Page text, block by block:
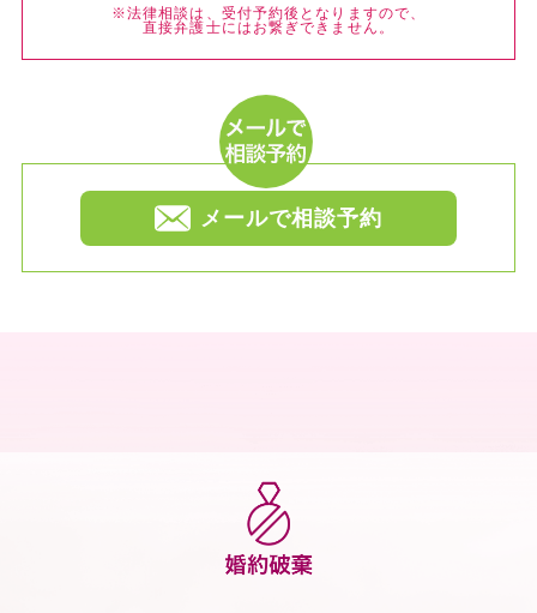
※法律相談は、受付予約後となりますので、
直接弁護士にはお繋ぎできません。
メールで相談予約